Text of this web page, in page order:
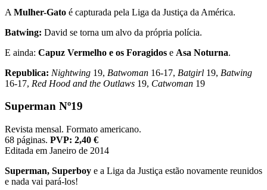
A Mulher-Gato é capturada pela Liga da Justiça da América.
Batwing: David se torna um alvo da própria polícia.
E ainda: Capuz Vermelho e os Foragidos e Asa Noturna.
Republica: Nightwing 19, Batwoman 16-17, Batgirl 19, Batwing
16-17, Red Hood and the Outlaws 19, Catwoman 19
Superman Nº19
Revista mensal. Formato americano.
68 páginas. PVP: 2,40 €
Editada em Janeiro de 2014
Superman, Superboy e a Liga da Justiça estão novamente reunidos
e nada vai pará-los!